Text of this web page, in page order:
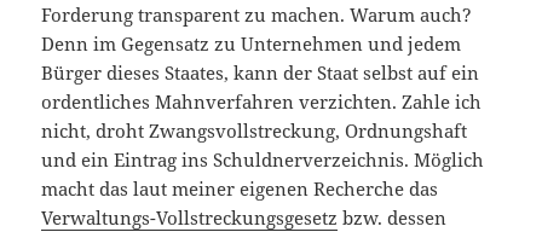
Forderung transparent zu machen. Warum auch?
Denn im Gegensatz zu Unternehmen und jedem
Bürger dieses Staates, kann der Staat selbst auf ein
ordentliches Mahnverfahren verzichten. Zahle ich
nicht, droht Zwangsvollstreckung, Ordnungshaft
und ein Eintrag ins Schuldnerverzeichnis. Möglich
macht das laut meiner eigenen Recherche das
Verwaltungs-Vollstreckungsgesetz bzw. dessen